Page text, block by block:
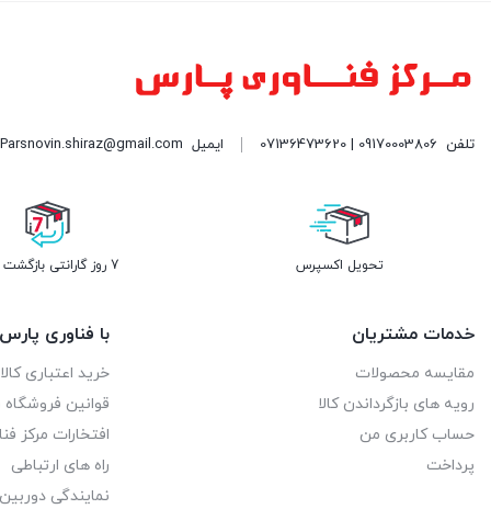
مسترتک | MasterTech
هارمن کاردن | Harman kardon
هایک ویژن | HIKVISION
یورونت | EURONET
تلفن 09170003806 | 07136473620 ایمیل Parsnovin.shiraz@gmail.com| نشانی: شیراز - خیابان ملاصدرا مرکز کامپیوتر پارس (PC CENTER) طبقه همکف واحد 109| فروشگاه پارس نوین
تحویل اکسپرس 7 روز گارانتی بازگشت وجه
خدمات مشتریان
مقایسه محصولات
رویه های بازگرداندن کالا
حساب کاربری من
پرداخت
با فناوری پارس
خرید اعتباری
قوانین
افتخارات مرکز
راه های ارتباطی
نمایندگی